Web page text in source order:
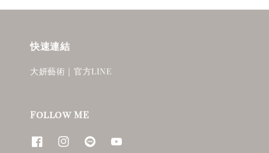
快速連結
大妍藝術｜官方LINE
Follow ME